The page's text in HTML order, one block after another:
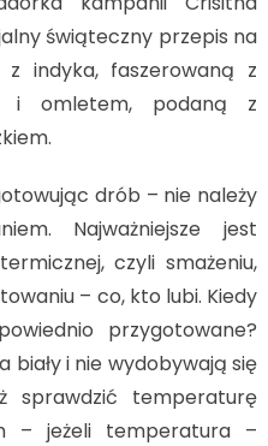
świąteczny przepis na
indyka, faszerowaną z
i omletem, podaną z
drób – nie należy
Najważniejsze jest
czyli smażeniu,
– co, kto lubi. Kiedy
przygotowane?
biały i nie wydobywają się
sprawdzić temperaturę
– jeżeli temperatura –